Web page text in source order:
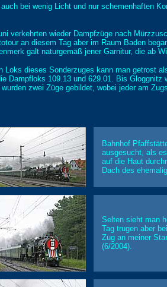
auch bei wenig Licht und nur schemenhaften
verkehrten wieder Dampfzüge nach
an diesem Tag aber im Raum Baden
galt naturgemäß jener Garnitur, die ab
Loks dieses Sonderzuges kann man getrost
Dampfloks 109.13 und 629.01. Bis Gloggnitz
zwei Züge gebildet, wobei jeder am
Bahnhof
ausgesucht, als
auf die Haut
Dach des
Selten sieht man
Tag trugen aber
Zug an meiner
(6/2004).